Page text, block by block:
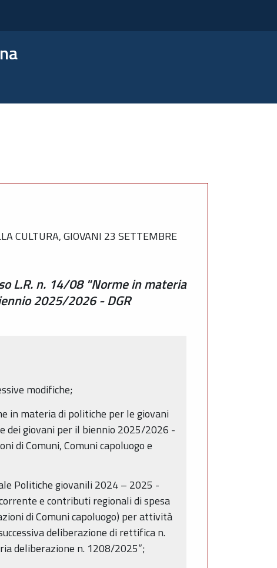
CULTURA, GIOVANI 23 SETTEMBRE
L.R. n. 14/08 "Norme in materia
2025/2026 - DGR
modifiche;
in materia di politiche per le giovani
dei giovani per il biennio 2025/2026 -
di Comuni, Comuni capoluogo e
Politiche giovanili 2024 – 2025 -
e contributi regionali di spesa
di Comuni capoluogo) per attività
deliberazione di rettifica n.
deliberazione n. 1208/2025”;